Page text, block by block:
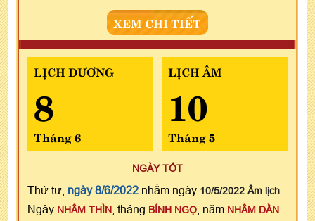
XEM CHI TIẾT
LỊCH DƯƠNG
8
Tháng 6
LỊCH ÂM
10
Tháng 5
NGÀY TỐT
Thứ tư, ngày 8/6/2022 nhằm ngày 10/5/2022 Âm lịch
Ngày NHÂM THÌN , tháng BÍNH NGỌ , năm NHÂM DẦN